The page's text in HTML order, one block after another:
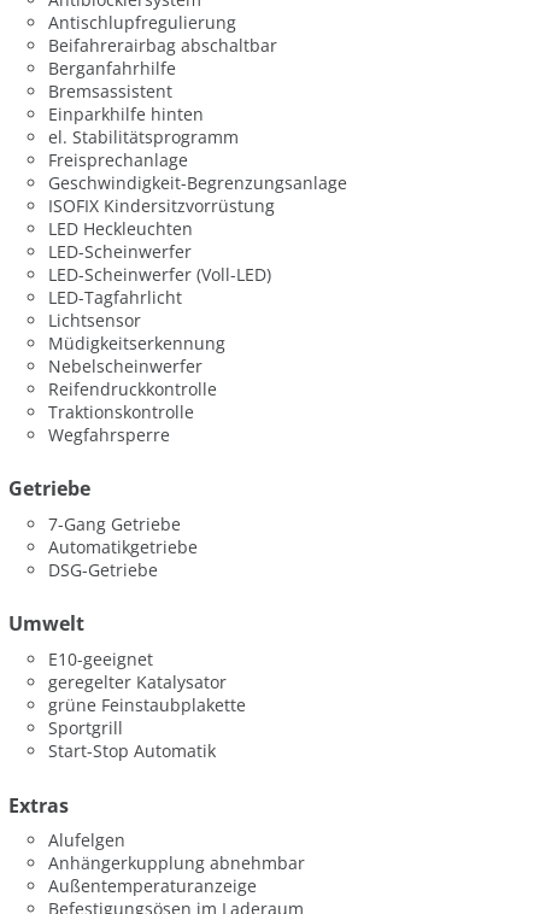
Antischlupfregulierung
Beifahrerairbag abschaltbar
Berganfahrhilfe
Bremsassistent
Einparkhilfe hinten
el. Stabilitätsprogramm
Freisprechanlage
Geschwindigkeit-Begrenzungsanlage
ISOFIX Kindersitzvorrüstung
LED Heckleuchten
LED-Scheinwerfer
LED-Scheinwerfer (Voll-LED)
LED-Tagfahrlicht
Lichtsensor
Müdigkeitserkennung
Nebelscheinwerfer
Reifendruckkontrolle
Traktionskontrolle
Wegfahrsperre
Getriebe
7-Gang Getriebe
Automatikgetriebe
DSG-Getriebe
Umwelt
E10-geeignet
geregelter Katalysator
grüne Feinstaubplakette
Sportgrill
Start-Stop Automatik
Extras
Alufelgen
Anhängerkupplung abnehmbar
Außentemperaturanzeige
Befestigungsösen im Laderaum